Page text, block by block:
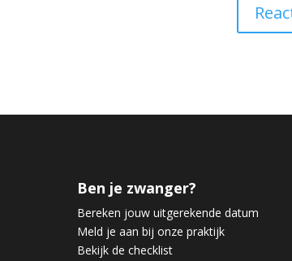
Ben je zwanger?
Bereken jouw uitgerekende datum
Meld je aan bij onze praktijk
Bekijk de checklist